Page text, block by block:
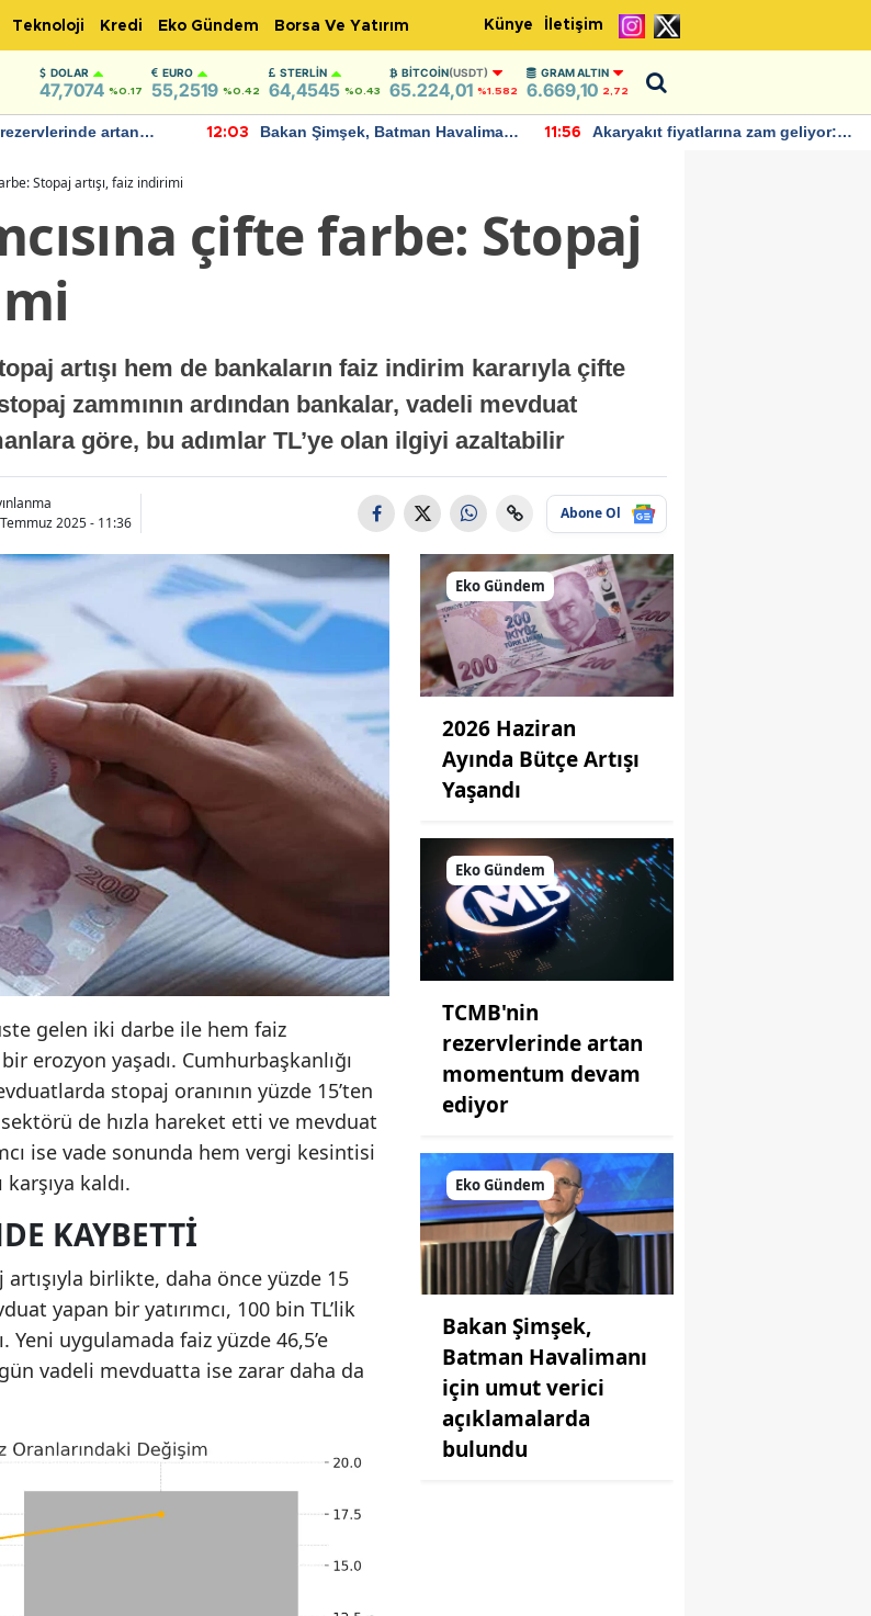
Teknoloji Kredi Eko Gündem Borsa Ve Yatırım Künye İletişim
DOLAR
47,7074 %0.17
EURO
55,2519 %0.42
STERLIN
64,4545 %0.43
BITCOIN(USDT)
65.224,01 %1.582
GRAM ALTIN
6.669,10 2,72
artan
12:03
Bakan Şimşek, Batman Havalimanı
11:56
Akaryakıt fiyatlarına zam geliyor:
Stopaj artışı, faiz indirimi
çifte farbe: Stopaj
artışı hem de bankaların faiz indirim kararıyla çifte
zammının ardından bankalar, vadeli mevduat
göre, bu adımlar TL’ye olan ilgiyi azaltabilir
2025 - 11:36
Abone Ol
gelen iki darbe ile hem faiz
erozyon yaşadı. Cumhurbaşkanlığı
stopaj oranının yüzde 15’ten
sektörü de hızla hareket etti ve mevduat
ise vade sonunda hem vergi kesintisi
kaldı.
KAYBETTI
birlikte, daha önce yüzde 15
yapan bir yatırımcı, 100 bin TL’lik
Yeni uygulamada faiz yüzde 46,5’e
vadeli mevduatta ise zarar daha da
Eko Gündem
2026 Haziran
Ayında Bütçe Artışı
Yaşandı
Eko Gündem
TCMB'nin
rezervlerinde artan
momentum devam
ediyor
Eko Gündem
Bakan Şimşek,
Batman Havalimanı
için umut verici
açıklamalarda
bulundu